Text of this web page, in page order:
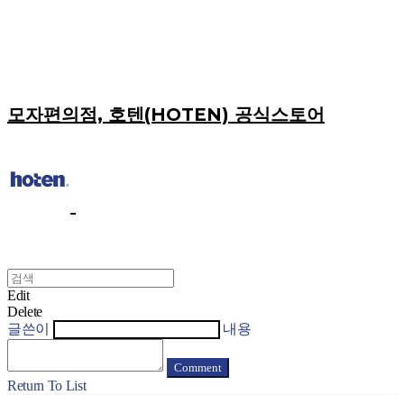
모자편의점, 호텐(HOTEN) 공식스토어
Edit
Delete
글쓴이
내용
Comment
Return To List